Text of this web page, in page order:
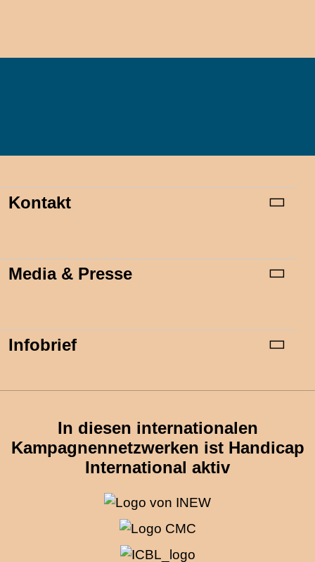
Kontakt
Media & Presse
Infobrief
In diesen internationalen
Kampagnennetzwerken ist Handicap
International aktiv